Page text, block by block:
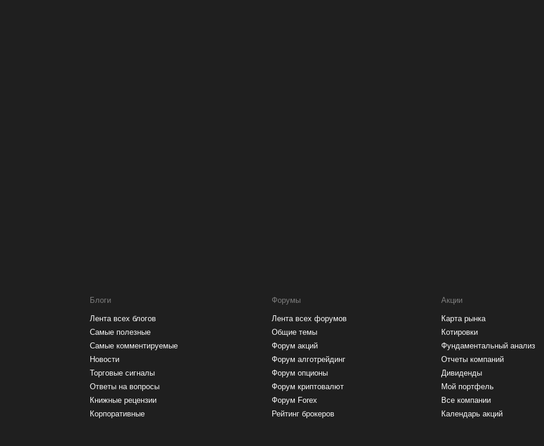
Блоги
Лента всех блогов
Самые полезные
Самые комментируемые
Новости
Торговые сигналы
Ответы на вопросы
Книжные рецензии
Корпоративные
Форумы
Лента всех форумов
Общие темы
Форум акций
Форум алготрейдинг
Форум опционы
Форум криптовалют
Форум Forex
Рейтинг брокеров
Акции
Карта рынка
Котировки
Фундаментальный анализ
Отчеты компаний
Дивиденды
Мой портфель
Все компании
Календарь акций